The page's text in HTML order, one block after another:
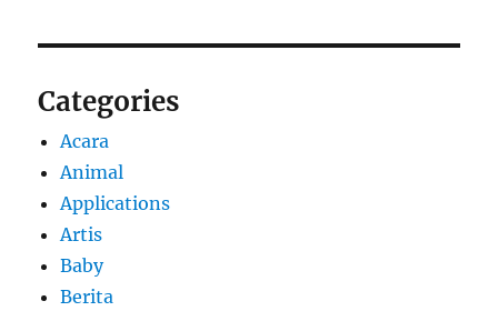
Categories
Acara
Animal
Applications
Artis
Baby
Berita